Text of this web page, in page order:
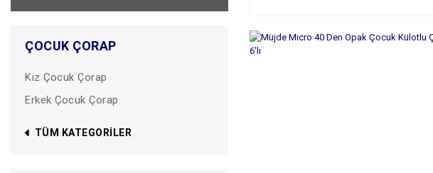
ÇOCUK ÇORAP
Kız Çocuk Çorap
Erkek Çocuk Çorap
TÜM KATEGORILER